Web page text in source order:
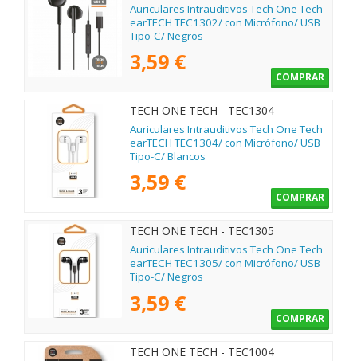
Auriculares Intrauditivos Tech One Tech
earTECH TEC1302/ con Micrófono/ USB
Tipo-C/ Negros
3,59 €
COMPRAR
TECH ONE TECH - TEC1304
Auriculares Intrauditivos Tech One Tech
earTECH TEC1304/ con Micrófono/ USB
Tipo-C/ Blancos
3,59 €
COMPRAR
TECH ONE TECH - TEC1305
Auriculares Intrauditivos Tech One Tech
earTECH TEC1305/ con Micrófono/ USB
Tipo-C/ Negros
3,59 €
COMPRAR
TECH ONE TECH - TEC1004